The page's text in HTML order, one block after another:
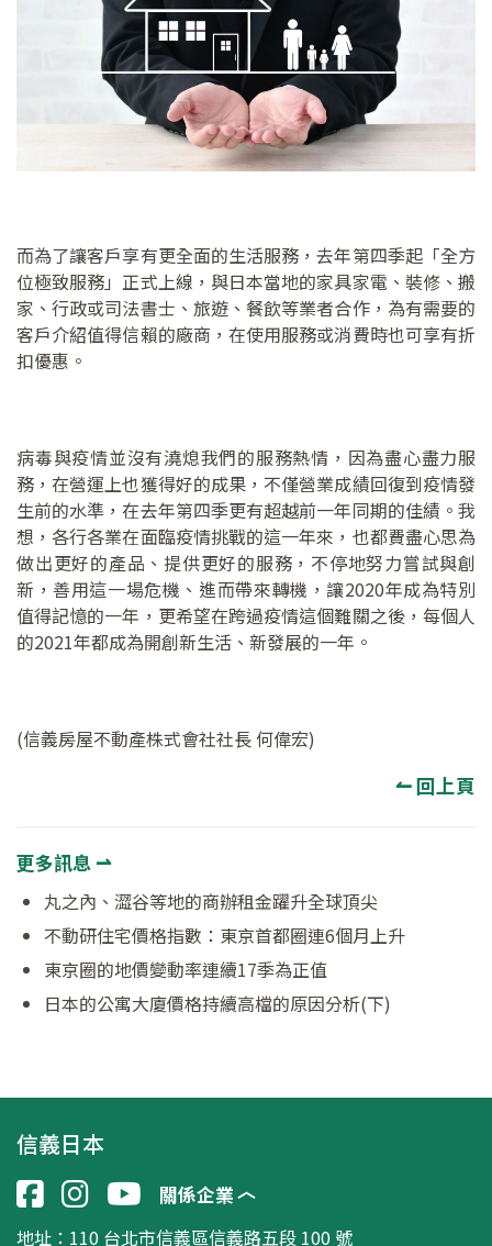
而為了讓客戶享有更全面的生活服務，去年第四季起「全方
位極致服務」正式上線，與日本當地的家具家電、裝修、搬
家、行政或司法書士、旅遊、餐飲等業者合作，為有需要的
客戶介紹值得信賴的廠商，在使用服務或消費時也可享有折
扣優惠。
病毒與疫情並沒有澆熄我們的服務熱情，因為盡心盡力服
務，在營運上也獲得好的成果，不僅營業成績回復到疫情發
生前的水準，在去年第四季更有超越前一年同期的佳績。我
想，各行各業在面臨疫情挑戰的這一年來，也都費盡心思為
做出更好的產品、提供更好的服務，不停地努力嘗試與創
新，善用這一場危機、進而帶來轉機，讓2020年成為特別
值得記憶的一年，更希望在跨過疫情這個難關之後，每個人
的2021年都成為開創新生活、新發展的一年。
(信義房屋不動產株式會社社長 何偉宏)
↼ 回上頁
更多訊息 ⇀
丸之內、澀谷等地的商辦租金躍升全球頂尖
不動研住宅價格指數：東京首都圈連6個月上升
東京圈的地價變動率連續17季為正值
日本的公寓大廈價格持續高檔的原因分析(下)
信義日本
關係企業
地址： 110 台北市信義區信義路五段 100 號